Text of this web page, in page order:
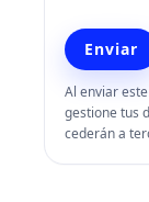
Enviar
Al enviar
gestione tus
cederán a